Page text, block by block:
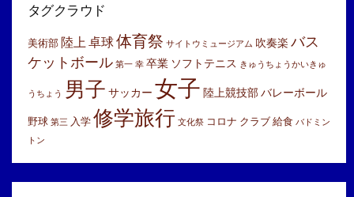
イ
タグクラウド
美術部 陸上卓球体育祭 サイトウミュージアム 吹奏楽 バス
ケットボール 第一 幸 卒業 ソフトテニス きゅうちょうかいきゅ
うちょう 男子 サッカー 女子 陸上競技部バレーボール
野球 第三 入学 修学旅行 文化祭 コロナ クラブ 給食 バドミン
トン